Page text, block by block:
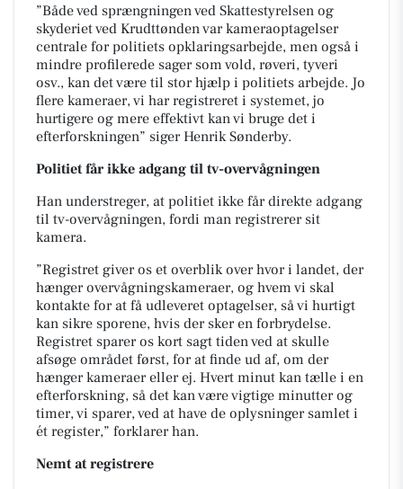
”Både ved sprængningen ved Skattestyrelsen og
skyderiet ved Krudttønden var kameraoptagelser
centrale for politiets opklaringsarbejde, men også i
mindre profilerede sager som vold, røveri, tyveri
osv., kan det være til stor hjælp i politiets arbejde. Jo
flere kameraer, vi har registreret i systemet, jo
hurtigere og mere effektivt kan vi bruge det i
efterforskningen” siger Henrik Sønderby.
Politiet får ikke adgang til tv-overvågningen
Han understreger, at politiet ikke får direkte adgang
til tv-overvågningen, fordi man registrerer sit
kamera.
”Registret giver os et overblik over hvor i landet, der
hænger overvågningskameraer, og hvem vi skal
kontakte for at få udleveret optagelser, så vi hurtigt
kan sikre sporene, hvis der sker en forbrydelse.
Registret sparer os kort sagt tiden ved at skulle
afsøge området først, for at finde ud af, om der
hænger kameraer eller ej. Hvert minut kan tælle i en
efterforskning, så det kan være vigtige minutter og
timer, vi sparer, ved at have de oplysninger samlet i
ét register,” forklarer han.
Nemt at registrere